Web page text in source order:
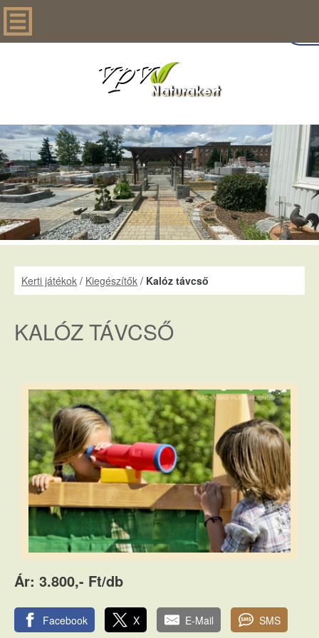
Kerti játékok / Kiegészítők / Kalóz távcső
KALÓZ TÁVCSŐ
Ár: 3.800,- Ft/db
Facebook X E-Mail SMS